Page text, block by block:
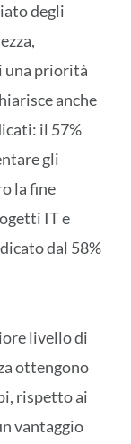
degli
una priorità
anche
il 57%
gli
la fine
IT e
dal 58%
livello di
ottengono
rispetto ai
vantaggio